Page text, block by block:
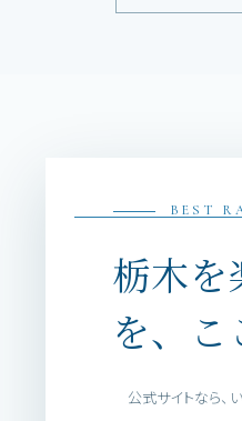
BEST
栃木を
を、こ
公式サイトなら、